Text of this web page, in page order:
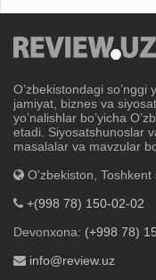
Oʼzbekistondagi soʼnggi
jamiyat, biznes va
yoʼnalishlar boʼyicha
etadi. Siyosatshunoslar
masalalar va mavzular
O'zbekiston,
+(998 78) 150-02-02
Devonxona: (+998 78)
info@review.uz